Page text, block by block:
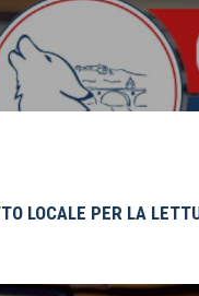
LOCALE PER LA